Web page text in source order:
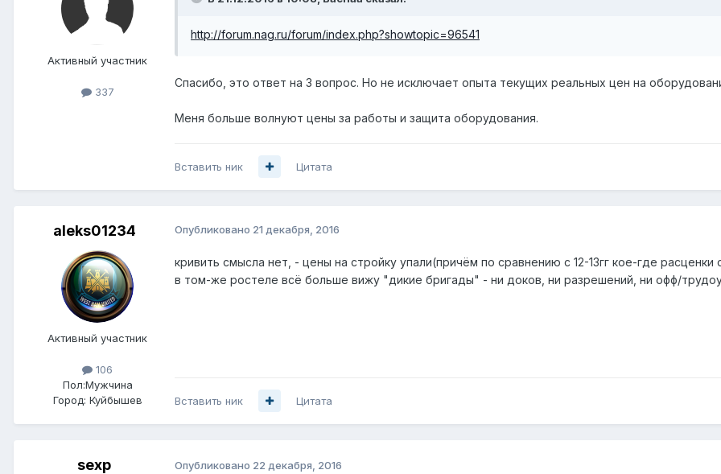
Активный участник
337
http://forum.nag.ru/forum/index.php?showtopic=96541
Спасибо, это ответ на 3 вопрос. Но не исключает опыта текущих реальных цен на
Меня больше волнуют цены за работы и защита оборудования.
Вставить ник Цитата
aleks01234
Активный участник
106
Пол:Мужчина
Город: Куйбышев
Опубликовано 21 декабря, 2016
кривить смысла нет, - цены на стройку упали(причём по сравнению с 12-13гг кое-где расценки
в том-же ростеле всё больше вижу "дикие бригады" - ни доков, ни разрешений, ни офф/
Вставить ник Цитата
sexp Опубликовано 22 декабря, 2016